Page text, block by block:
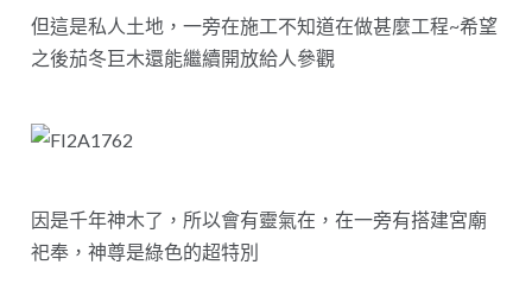
但這是私人土地，一旁在施工不知道在做甚麼工程~希望
之後茄冬巨木還能繼續開放給人參觀
因是千年神木了，所以會有靈氣在，在一旁有搭建宮廟
祀奉，神尊是綠色的超特別